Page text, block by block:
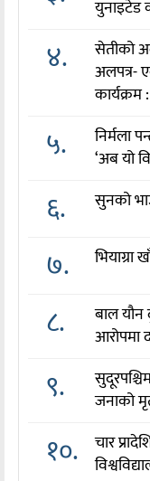
युनाइटेड
४.
सेतीको
अलपत्र-
कार्यक्रम
५.
निर्मला
‘अब यो
६. सुनको
७. भियाग्रा
८.
बाल यौन
आरोपमा
९.
जनाको
१०.
चार